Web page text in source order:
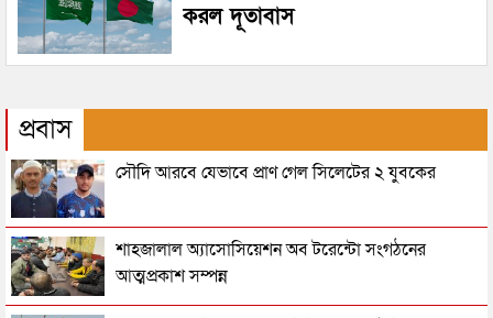
করল দূতাবাস
প্রবাস
সৌদি আরবে যেভাবে প্রাণ গেল সিলেটের ২ যুবকের
শাহজালাল অ্যাসোসিয়েশন অব টরেন্টো সংগঠনের
আত্মপ্রকাশ সম্পন্ন